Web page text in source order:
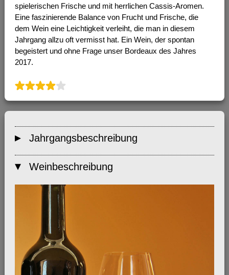
spielerischen Frische und mit herrlichen Cassis-Aromen.
Eine faszinierende Balance von Frucht und Frische, die
dem Wein eine Leichtigkeit verleiht, die man in diesem
Jahrgang allzu oft vermisst hat. Ein Wein, der spontan
begeistert und ohne Frage unser Bordeaux des Jahres
2017.
Jahrgangsbeschreibung
Weinbeschreibung